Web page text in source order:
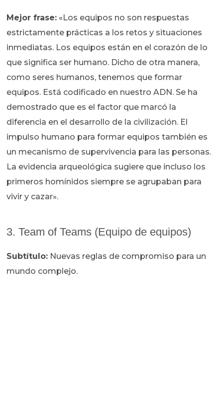
Mejor frase: «Los equipos no son respuestas
estrictamente prácticas a los retos y situaciones
inmediatas. Los equipos están en el corazón de lo
que significa ser humano. Dicho de otra manera,
como seres humanos, tenemos que formar
equipos. Está codificado en nuestro ADN. Se ha
demostrado que es el factor que marcó la
diferencia en el desarrollo de la civilización. El
impulso humano para formar equipos también es
un mecanismo de supervivencia para las personas.
La evidencia arqueológica sugiere que incluso los
primeros homínidos siempre se agrupaban para
vivir y cazar».
3. Team of Teams (Equipo de equipos)
Subtítulo: Nuevas reglas de compromiso para un
mundo complejo.